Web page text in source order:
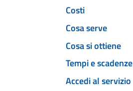
Costi
Cosa serve
Cosa si ottiene
Tempi e scadenze
Accedi al servizio